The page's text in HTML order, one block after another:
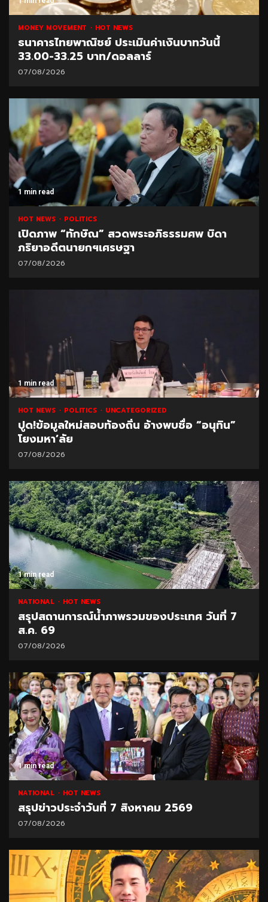
MONEY MOVEMENT HOT NEWS
ธนาคารไทยพาณิชย์ ประเมินค่าเงินบาทวันนี้
33.00-33.25 บาท/ดอลลาร์
07/08/2026
1 min read
HOT NEWS POLITICS
เปิดภาพ “ทักษิณ” สวดพระอภิธรรมศพ บิดา
ภริยาอดีตนายกฯเศรษฐา
07/08/2026
1 min read
HOT NEWS POLITICS UNCATEGORIZED
ปูด!ข้อมูลใหม่สอบท้องถิ่น อ้างพบชื่อ “อนุทิน”
โยงมหา’ลัย
07/08/2026
1 min read
NATIONAL HOT NEWS
สรุปสถานการณ์น้ำภาพรวมของประเทศ วันที่ 7
ส.ค. 69
07/08/2026
1 min read
NATIONAL HOT NEWS
สรุปข่าวประจำวันที่ 7 สิงหาคม 2569
07/08/2026